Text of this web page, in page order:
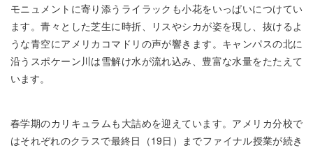
モニュメントに寄り添うライラックも小花をいっぱいにつけてい
ます。青々とした芝生に時折、リスやシカが姿を現し、抜けるよ
うな青空にアメリカコマドリの声が響きます。キャンパスの北に
沿うスポケーン川は雪解け水が流れ込み、豊富な水量をたたえて
います。
春学期のカリキュラムも大詰めを迎えています。アメリカ分校で
はそれぞれのクラスで最終日（19日）までファイナル授業が続き